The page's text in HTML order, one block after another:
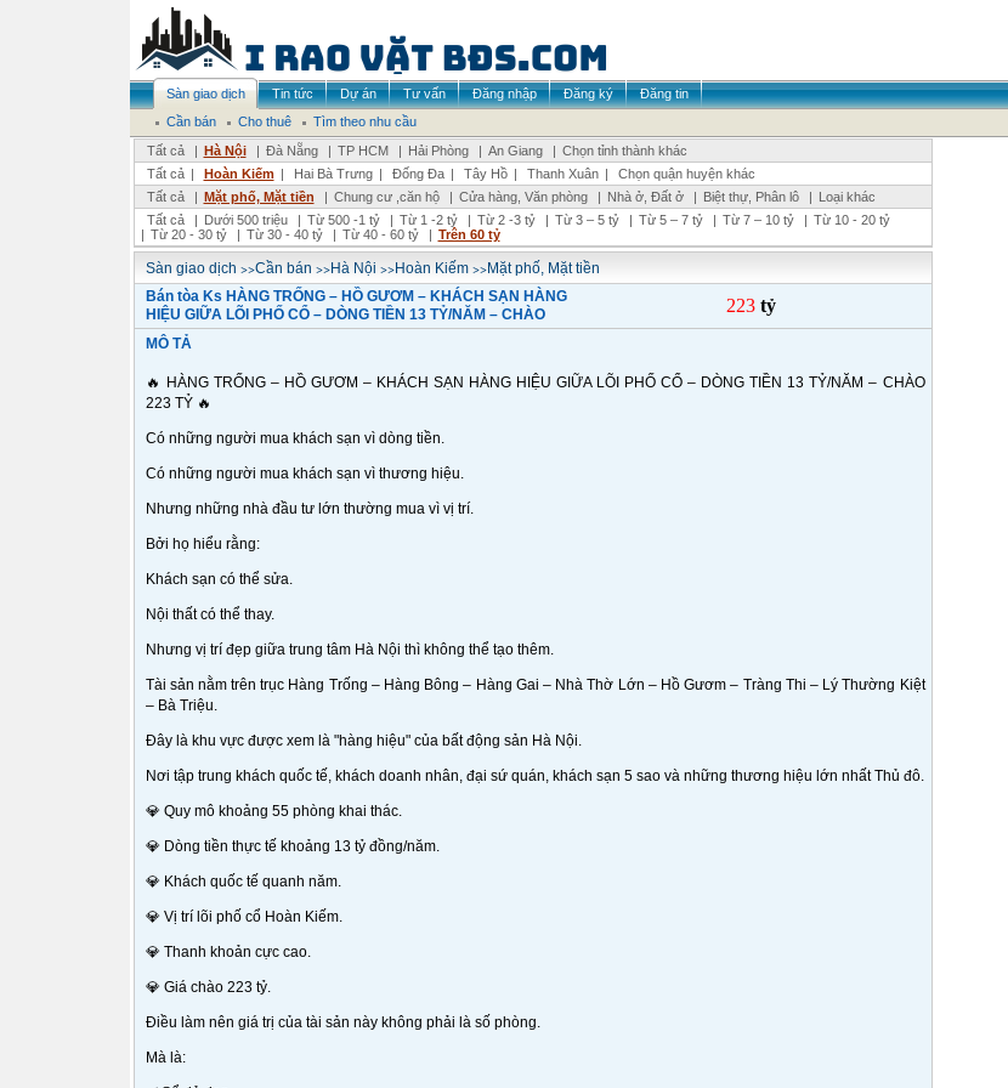
Sàn giao dịch Tin tức Dự án Tư vấn Đăng nhập Đăng ký
Đăng tin
Cần bán
Cho thuê
Tìm theo nhu cầu
Tất cả
| Hà Nội | Đà Nẵng | TP HCM | Hải Phòng | An Giang | Chọn tỉnh thành khác
Tất cả | Hoàn Kiếm | Hai Bà Trưng | Đống Đa | Tây Hồ | Thanh Xuân |
Chọn quận huyện khác
Tất cả
| Mặt phố, Mặt tiền | Chung cư ,căn hộ | Cửa hàng, Văn phòng | Nhà ở, Đất ở | Biệt thự, Phân lô | Loại khác
Tất cả
| Dưới 500 triệu | Từ 500 -1 tỷ | Từ 1 -2 tỷ | Từ 2 -3 tỷ | Từ 3 – 5 tỷ | Từ 5 – 7 tỷ | Từ 7 – 10 tỷ | Từ 10 - 20 tỷ
| Từ 20 - 30 tỷ | Từ 30 - 40 tỷ | Từ 40 - 60 tỷ | Trên 60 tỷ
Sàn giao dịch >>Cần bán >>Hà Nội >>Hoàn Kiếm>>Mặt phố, Mặt tiền
Bán tòa Ks HÀNG TRỐNG – HỒ GƯƠM – KHÁCH SẠN HÀNG
HIỆU GIỮA LÕI PHỐ CỔ – DÒNG TIỀN 13 TỶ/NĂM – CHÀO
223 tỷ
MÔ TẢ
🔥 HÀNG TRỐNG – HỒ GƯƠM – KHÁCH SẠN HÀNG HIỆU GIỮA LÕI PHỐ CỔ – DÒNG TIỀN 13 TỶ/NĂM – CHÀO
223 TỶ 🔥
Có những người mua khách sạn vì dòng tiền.
Có những người mua khách sạn vì thương hiệu.
Nhưng những nhà đầu tư lớn thường mua vì vị trí.
Bởi họ hiểu rằng:
Khách sạn có thể sửa.
Nội thất có thể thay.
Nhưng vị trí đẹp giữa trung tâm Hà Nội thì không thể tạo thêm.
Tài sản nằm trên trục Hàng Trống – Hàng Bông – Hàng Gai – Nhà Thờ Lớn – Hồ Gươm – Tràng Thi – Lý Thường Kiệt
– Bà Triệu.
Đây là khu vực được xem là "hàng hiệu" của bất động sản Hà Nội.
Nơi tập trung khách quốc tế, khách doanh nhân, đại sứ quán, khách sạn 5 sao và những thương hiệu lớn nhất Thủ đô.
💎 Quy mô khoảng 55 phòng khai thác.
💎 Dòng tiền thực tế khoảng 13 tỷ đồng/năm.
💎 Khách quốc tế quanh năm.
💎 Vị trí lõi phố cổ Hoàn Kiếm.
💎 Thanh khoản cực cao.
💎 Giá chào 223 tỷ.
Điều làm nên giá trị của tài sản này không phải là số phòng.
Mà là: